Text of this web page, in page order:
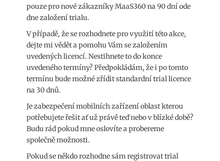
pouze pro nové zákazníky MaaS360 na 90 dní ode
dne založení trialu.
V případě, že se rozhodnete pro využití této akce,
dejte mi vědět a pomohu Vám se založením
uvedených licencí. Nestihnete to do konce
uvedeného termíny? Předpokládám, že i po tomto
termínu bude možné zřídit standardní trial licence
na 30 dnů.
Je zabezpečení mobilních zařízení oblast kterou
potřebujete řešit ať už právě teď nebo v blízké době?
Budu rád pokud mne oslovíte a probereme
společně možnosti.
Pokud se někdo rozhodne sám registrovat trial